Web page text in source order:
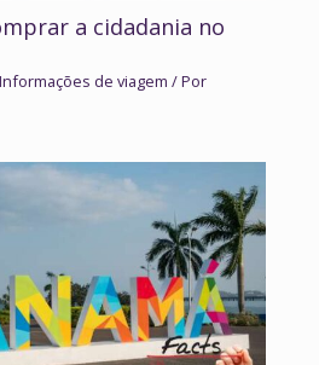
a cidadania no
Informações de viagem / Por